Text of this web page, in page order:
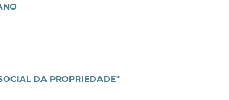
DA PROPRIEDADE"